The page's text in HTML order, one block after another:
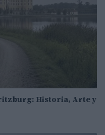
Historia, Arte y